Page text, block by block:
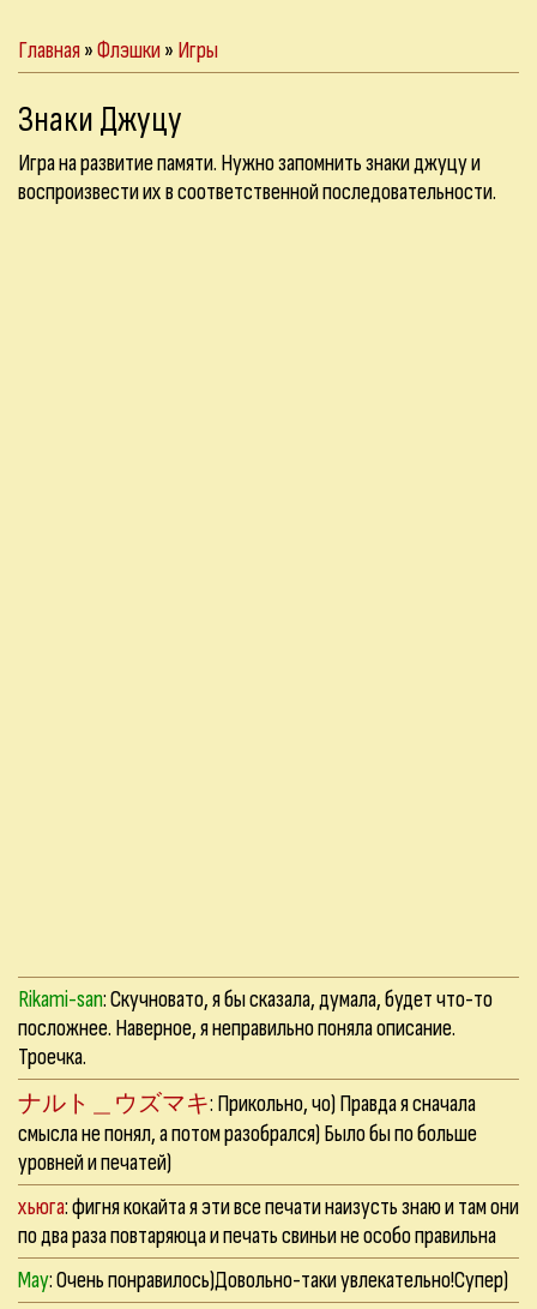
Главная»Флэшки» Игры
Знаки Джуцу
Игра на развитие памяти. Нужно запомнить знаки джуцу и
воспроизвести их в соответственной последовательности.
Rikami-san: Скучновато, я бы сказала, думала, будет что-то
посложнее. Наверное, я неправильно поняла описание.
Троечка.
ナルト＿ウズマキ: Прикольно, чо) Правда я сначала
смысла не понял, а потом разобрался) Было бы по больше
уровней и печатей)
хьюга: фигня кокайта я эти все печати наизусть знаю и там они
по два раза повтаряюца и печать свиньи не особо правильна
May: Очень понравилось)Довольно-таки увлекательно!Супер)